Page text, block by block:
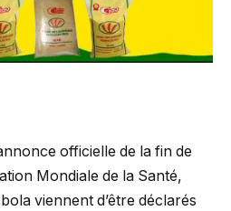
officielle de la fin de
Mondiale de la Santé,
viennent d’être déclarés